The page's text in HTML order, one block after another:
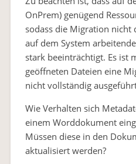
OnPrem) genügend
sodass die Migration nicht
auf dem System
stark beeinträchtigt. Es ist
geöffneten Dateien eine
nicht vollständig
Wie Verhalten sich
einem Worddokument
Müssen diese in den
aktualisiert werden?